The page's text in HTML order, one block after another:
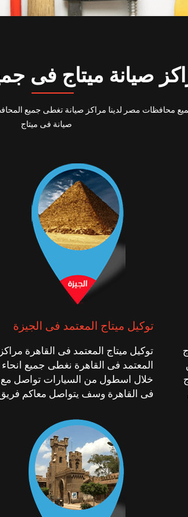
صيانة ميتاج فى
محافظات مصر لدينا مراكز صيانة تغطى جميع
صيانة فى ميتاج
توكيل ميتاج المعتمد فى الجيزة
توكيل ميتاج المعتمد فى القاهرة
المعتمد فى القاهرة نغطى جميع
خلال اسطول من السيارات تواصل مع
فى القاهرة وسف يتواصل معاكم